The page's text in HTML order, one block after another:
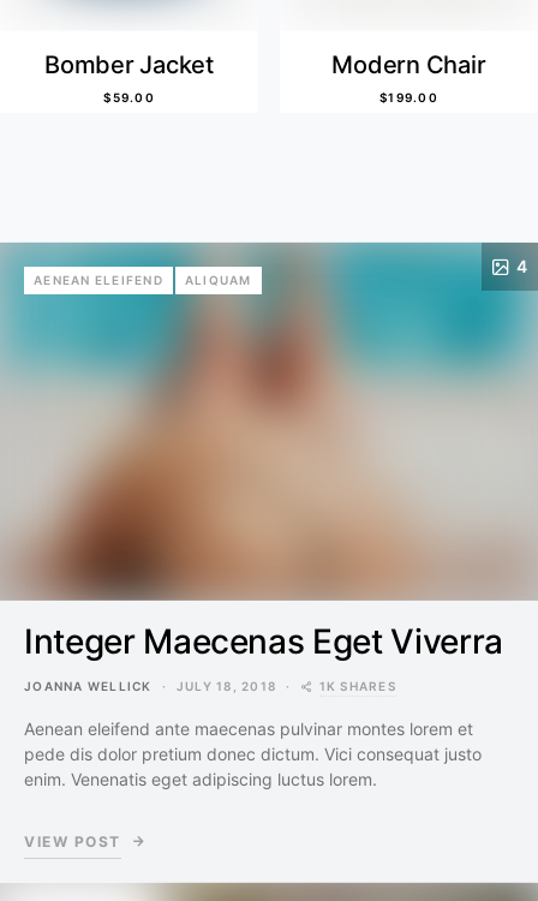
Bomber Jacket
$59.00
Modern Chair
$199.00
AENEAN ELEIFEND ALIQUAM
4
Integer Maecenas Eget Viverra
JOANNA WELLICK JULY 18, 2018 1K SHARES
Aenean eleifend ante maecenas pulvinar montes lorem et
pede dis dolor pretium donec dictum. Vici consequat justo
enim. Venenatis eget adipiscing luctus lorem.
VIEW POST